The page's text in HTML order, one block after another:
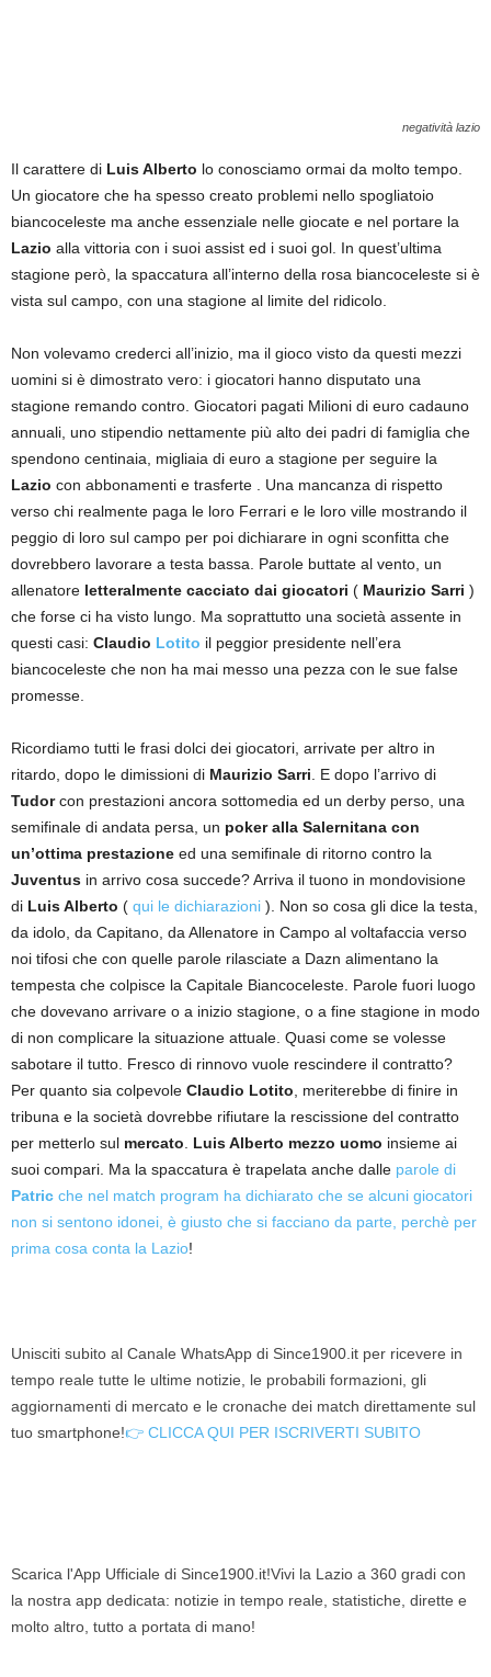
negatività lazio
Il carattere di Luis Alberto lo conosciamo ormai da molto tempo.
Un giocatore che ha spesso creato problemi nello spogliatoio
biancoceleste ma anche essenziale nelle giocate e nel portare la
Lazio alla vittoria con i suoi assist ed i suoi gol. In quest’ultima
stagione però, la spaccatura all’interno della rosa biancoceleste si è
vista sul campo, con una stagione al limite del ridicolo.
Non volevamo crederci all’inizio, ma il gioco visto da questi mezzi
uomini si è dimostrato vero: i giocatori hanno disputato una
stagione remando contro. Giocatori pagati Milioni di euro cadauno
annuali, uno stipendio nettamente più alto dei padri di famiglia che
spendono centinaia, migliaia di euro a stagione per seguire la
Lazio con abbonamenti e trasferte . Una mancanza di rispetto
verso chi realmente paga le loro Ferrari e le loro ville mostrando il
peggio di loro sul campo per poi dichiarare in ogni sconfitta che
dovrebbero lavorare a testa bassa. Parole buttate al vento, un
allenatore letteralmente cacciato dai giocatori ( Maurizio Sarri )
che forse ci ha visto lungo. Ma soprattutto una società assente in
questi casi: Claudio Lotito il peggior presidente nell’era
biancoceleste che non ha mai messo una pezza con le sue false
promesse.
Ricordiamo tutti le frasi dolci dei giocatori, arrivate per altro in
ritardo, dopo le dimissioni di Maurizio Sarri . E dopo l’arrivo di
Tudorcon prestazioni ancora sottomedia ed un derby perso, una
semifinale di andata persa, un poker alla Salernitana con
un’ottima prestazione ed una semifinale di ritorno contro la
Juventus in arrivo cosa succede? Arriva il tuono in mondovisione
di Luis Alberto ( qui le dichiarazioni ). Non so cosa gli dice la testa,
da idolo, da Capitano, da Allenatore in Campo al voltafaccia verso
noi tifosi che con quelle parole rilasciate a Dazn alimentano la
tempesta che colpisce la Capitale Biancoceleste. Parole fuori luogo
che dovevano arrivare o a inizio stagione, o a fine stagione in modo
di non complicare la situazione attuale. Quasi come se volesse
sabotare il tutto. Fresco di rinnovo vuole rescindere il contratto?
Per quanto sia colpevole Claudio Lotito , meriterebbe di finire in
tribuna e la società dovrebbe rifiutare la rescissione del contratto
per metterlo sul mercato Luis Alberto mezzo uomo insieme ai
suoi compari. Ma la spaccatura è trapelata anche dalle parole di
Patric che nel match program ha dichiarato che se alcuni giocatori
non si sentono idonei, è giusto che si facciano da parte, perchè per
prima cosa conta la Lazio!
Unisciti subito al Canale WhatsApp di Since1900.it per ricevere in
tempo reale tutte le ultime notizie, le probabili formazioni, gli
aggiornamenti di mercato e le cronache dei match direttamente sul
tuo smartphone!👉 CLICCA QUI PER ISCRIVERTI SUBITO
Scarica l'App Ufficiale di Since1900.it!Vivi la Lazio a 360 gradi con
la nostra app dedicata: notizie in tempo reale, statistiche, dirette e
molto altro, tutto a portata di mano!